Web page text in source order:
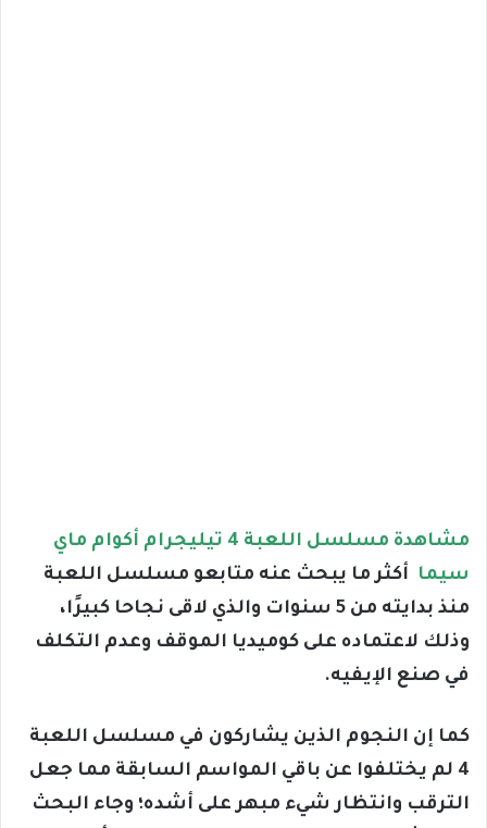
مشاهدة مسلسل اللعبة 4 تيليجرام أكوام ماي
سيما أكثر ما يبحث عنه متابعو مسلسل اللعبة
منذ بدايته من 5 سنوات والذي لاقى نجاحا كبيرًا،
وذلك لاعتماده على كوميديا الموقف وعدم التكلف
في صنع الإيفيه.
كما إن النجوم الذين يشاركون في مسلسل اللعبة
4 لم يختلفوا عن باقي المواسم السابقة مما جعل
الترقب وانتظار شيء مبهر على أشده؛ وجاء البحث